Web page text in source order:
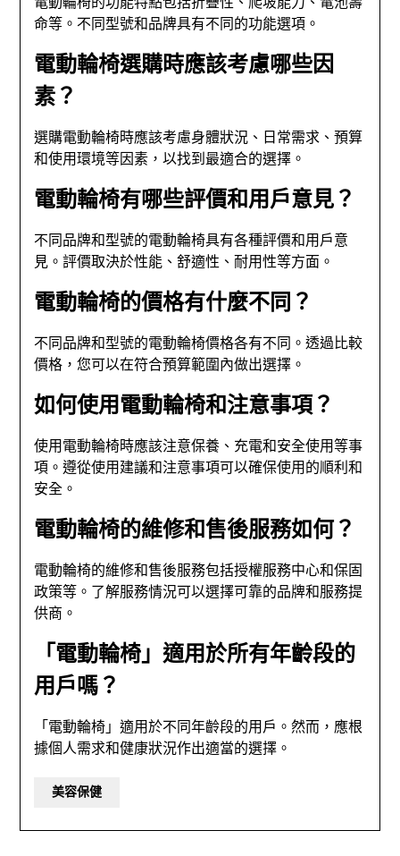
命等。不同型號和品牌具有不同的功能選項。
電動輪椅選購時應該考慮哪些因
素？
選購電動輪椅時應該考慮身體狀況、日常需求、預算
和使用環境等因素，以找到最適合的選擇。
電動輪椅有哪些評價和用戶意見？
不同品牌和型號的電動輪椅具有各種評價和用戶意
見。評價取決於性能、舒適性、耐用性等方面。
電動輪椅的價格有什麼不同？
不同品牌和型號的電動輪椅價格各有不同。透過比較
價格，您可以在符合預算範圍內做出選擇。
如何使用電動輪椅和注意事項？
使用電動輪椅時應該注意保養、充電和安全使用等事
項。遵從使用建議和注意事項可以確保使用的順利和
安全。
電動輪椅的維修和售後服務如何？
電動輪椅的維修和售後服務包括授權服務中心和保固
政策等。了解服務情況可以選擇可靠的品牌和服務提
供商。
「電動輪椅」適用於所有年齡段的
用戶嗎？
「電動輪椅」適用於不同年齡段的用戶。然而，應根
據個人需求和健康狀況作出適當的選擇。
美容保健